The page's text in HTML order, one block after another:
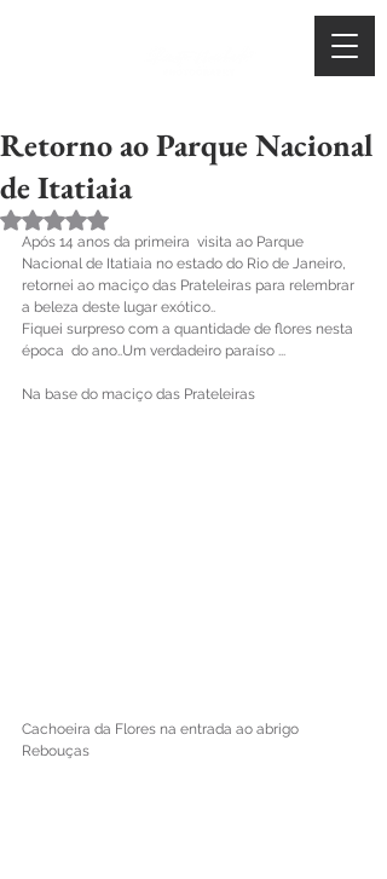
Retorno ao Parque Nacional
de Itatiaia
Avaliado com NaN de 5 estrelas.
Após 14 anos da primeira  visita ao Parque
Nacional de Itatiaia no estado do Rio de Janeiro,
retornei ao maciço das Prateleiras para relembrar
a beleza deste lugar exótico..
Fiquei surpreso com a quantidade de flores nesta
época  do ano..Um verdadeiro paraíso ...
Na base do maciço das Prateleiras
Cachoeira da Flores na entrada ao abrigo
Rebouças